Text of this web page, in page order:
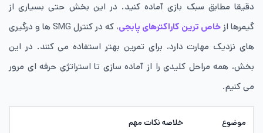
دقیقا مطابق سبک بازی آماده کنید. در این بخش حتی بسیاری از
گیمرها از خاص ترین کاراکترهای پابجی
، که در کنترل SMG‌ ها و درگیری
های نزدیک مهارت دارد، برای تمرین بهتر استفاده می کنند. در این
بخش، همه مراحل کلیدی را از آماده سازی تا استراتژی حرفه ای مرور
می کنیم.
موضوع خلاصه نکات مهم